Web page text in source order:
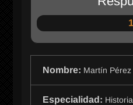
1
Nombre: Martín Pérez
Especialidad: